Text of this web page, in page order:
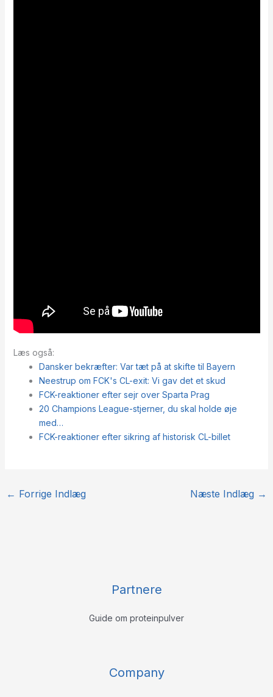
Læs også:
Dansker bekræfter: Var tæt på at skifte til Bayern
Neestrup om FCK's CL-exit: Vi gav det et skud
FCK-reaktioner efter sejr over Sparta Prag
20 Champions League-stjerner, du skal holde øje
med…
FCK-reaktioner efter sikring af historisk CL-billet
← Forrige Indlæg Næste Indlæg →
Partnere
Guide om proteinpulver
Company